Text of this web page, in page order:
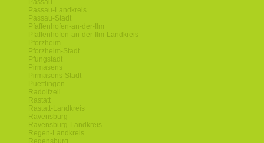
Passau
Passau-Landkreis
Passau-Stadt
Pfaffenhofen-an-der-Ilm
Pfaffenhofen-an-der-Ilm-Landkreis
Pforzheim
Pforzheim-Stadt
Pfungstadt
Pirmasens
Pirmasens-Stadt
Puettlingen
Radolfzell
Rastatt
Rastatt-Landkreis
Ravensburg
Ravensburg-Landkreis
Regen-Landkreis
Regensburg